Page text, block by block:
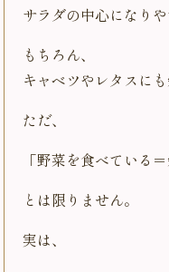
サラダの中心になりや
もちろん、
キャベツやレタスにも
ただ、
「野菜を食べている
とは限りません。
実は、